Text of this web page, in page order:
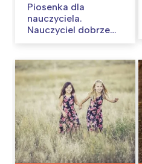
Piosenka dla
nauczyciela.
Nauczyciel dobrze